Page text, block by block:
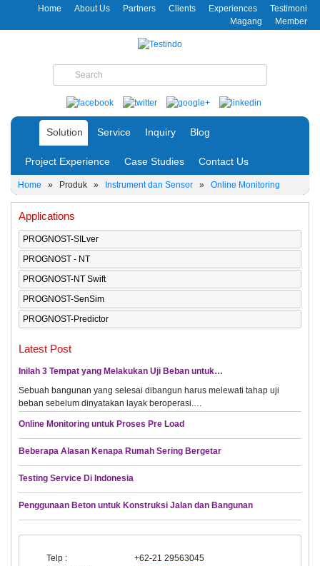
Home About Us Partners Clients Experiences
Testimoni
Magang
Member
Solution Service Inquiry Blog
Project Experience Case Studies Contact Us
Home » Produk » Instrument dan Sensor » Online Monitoring
Applications
PROGNOST-SILver
PROGNOST - NT
PROGNOST-NT Swift
PROGNOST-SenSim
PROGNOST-Predictor
Latest Post
Inilah 3 Tempat yang Melakukan Uji Beban untuk…
Sebuah bangunan yang selesai dibangun harus melewati tahap uji
beban sebelum dinyatakan layak beroperasi.…
Online Monitoring untuk Proses Pre Load
Beberapa Alasan Kenapa Rumah Sering Bergetar
Testing Service Di Indonesia
Penggunaan Beton untuk Konstruksi Jalan dan Bangunan
Telp :
+62-21 29563045